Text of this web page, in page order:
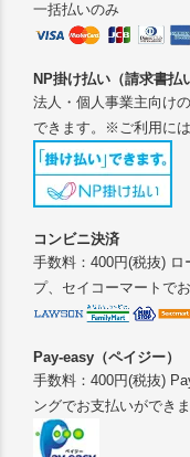
一括払いのみ
NP掛け払い（請求書払
法人・個人事業主向け
できます。※ご利用に
コンビニ決済
手数料：400円(税抜)
プ、セイコーマートで
Pay-easy（ペイジー）
手数料：400円(税抜)
ングでお支払いができま